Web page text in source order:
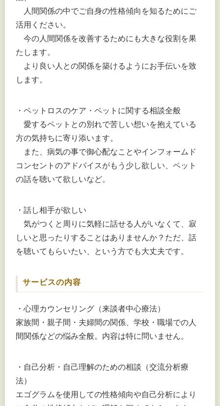
人間関係の中でご自身の性格傾向を知るためにご
活用ください。
今の人間関係を改善するためにも大きな役割を果
たします。
より良い人との関係を築けるようにお手伝いを致
します。
・ペットロスのケア・ペットに関する相談全般
愛するペットとの別れで苦しい想いを抱えている
方の気持ちに寄り添います。
また、病気の事で御心配なことやインフォームド
コンセントのアドバイスがもう少し欲しい、ペット
の話を聴いて欲しいなど。
・話し相手が欲しい
気がつくと周りに気軽に話せる人がいなくて、寂
しいと思ったりすることはありませんか？ただ、話
を聴いてもらいたい、という方でも大丈夫です。
サービスの内容
・心理カウンセリング（来談者中心療法）
家族間・親子間・夫婦間の関係、学校・職場での人
間関係などの悩み全般。内容は特に問いません。
・自己分析・自己理解のための相談（交流分析療
法）
エゴグラムを使用しての性格傾向や自己分析により